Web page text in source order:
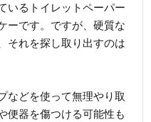
いるトイレットペーパー
ーです。ですが、硬質な
それを探し取り出すのは
などを使って無理やり取
便器を傷つける可能性も